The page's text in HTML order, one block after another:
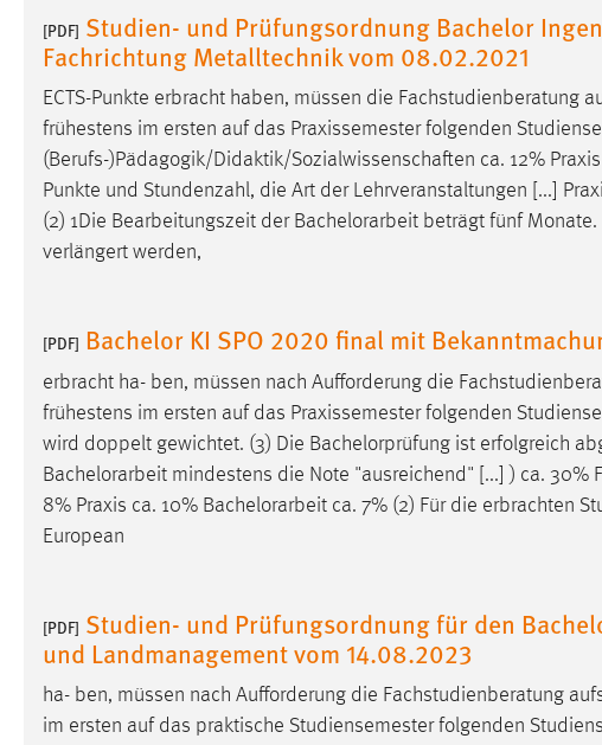
[PDF] Studien- und Prüfungsordnung Bachelor
Fachrichtung Metalltechnik vom 08.02.2021
ECTS-Punkte erbracht haben, müssen die Fachstudienberatung
frühestens im ersten auf das Praxissemester folgenden
(Berufs-)Pädagogik/Didaktik/Sozialwissenschaften ca. 12%
Punkte und Stundenzahl, die Art der Lehrveranstaltungen [...]
(2) 1Die Bearbeitungszeit der Bachelorarbeit beträgt fünf
verlängert werden,
[PDF] Bachelor KI SPO 2020 final mit
erbracht ha- ben, müssen nach Aufforderung die
frühestens im ersten auf das Praxissemester folgenden
wird doppelt gewichtet. (3) Die Bachelorprüfung ist erfolgreich
Bachelorarbeit mindestens die Note "ausreichend" [...] ) ca. 30%
8% Praxis ca. 10% Bachelorarbeit ca. 7% (2) Für die erbrachten
European
[PDF] Studien- und Prüfungsordnung für den
und Landmanagement vom 14.08.2023
ha- ben, müssen nach Aufforderung die Fachstudienberatung
im ersten auf das praktische Studiensemester folgenden
Cookie Laufzeit:
Facebook Pixel
Name: _fbp
Anbieter: Facebook
Zweck: Conversion-Tracking
Cookie Laufzeit:
Um Inhalte von Videoplattformen und Social Media
Plattformen anzeigen zu können, werden von diesen
externen Medien Cookies gesetzt.
YouTube